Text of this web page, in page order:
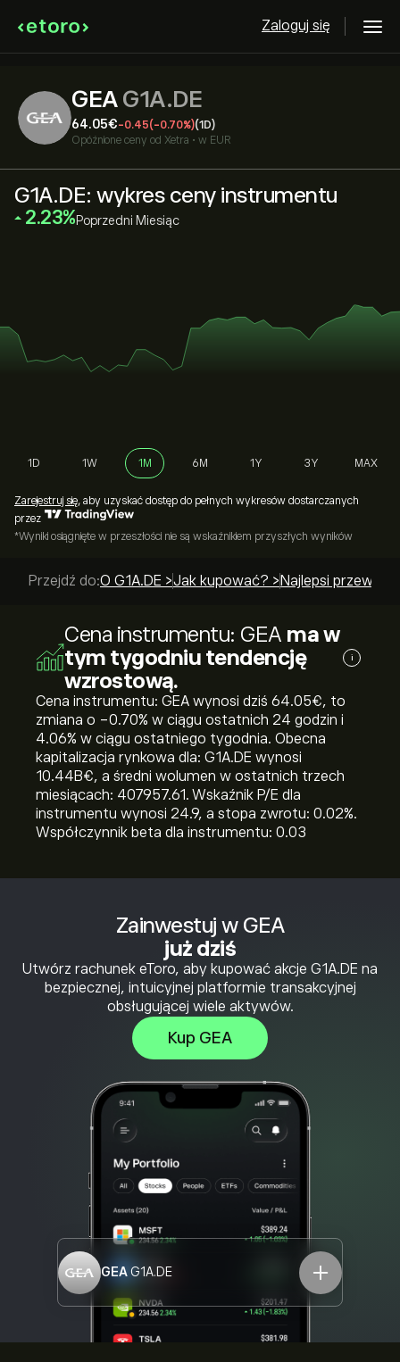
Zaloguj się
GEA G1A.DE
64.05‎€‎-0.45(-0.70%)(1D)
Opóźnione ceny od Xetra • w EUR
Zainwestuj w GEA
już dziś
Utwórz rachunek eToro, aby kupować akcje G1A.DE na
bezpiecznej, intuicyjnej platformie transakcyjnej
obsługującej wiele aktywów.
Kup GEA
GEAG1A.DE
G1A.DE: wykres ceny instrumentu
‎2.23‎ Poprzedni Miesiąc
1D 1W 1M 6M 1Y 3Y MAX
Zarejestruj się, aby uzyskać dostęp do pełnych wykresów dostarczanych
przez
*Wyniki osiągnięte w przeszłości nie są wskaźnikiem przyszłych wyników
Przejdź do:O G1A.DE >Jak kupować? > Najlepsi
Cena instrumentu: GEA ma w
tym tygodniu tendencję
wzrostową.
i
Cena instrumentu: GEA wynosi dziś 64.05‎€‎, to
zmiana o ‎-0.70‎% w ciągu ostatnich 24 godzin i
‎4.06‎% w ciągu ostatniego tygodnia. Obecna
kapitalizacja rynkowa dla: G1A.DE wynosi
10.44B‎€‎, a średni wolumen w ostatnich trzech
miesiącach: 407957.61. Wskaźnik P/E dla
instrumentu wynosi 24.9, a stopa zwrotu: 0.02%.
Współczynnik beta dla instrumentu: 0.03